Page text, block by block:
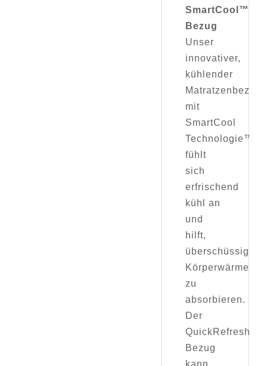
SmartCool™
Bezug
Unser
innovativer,
kühlender
Matratzenbezug
mit
SmartCool
Technologie™
fühlt
sich
erfrischend
kühl an
und
hilft,
überschüssige
Körperwärme
zu
absorbieren.
Der
QuickRefresh™
Bezug
kann